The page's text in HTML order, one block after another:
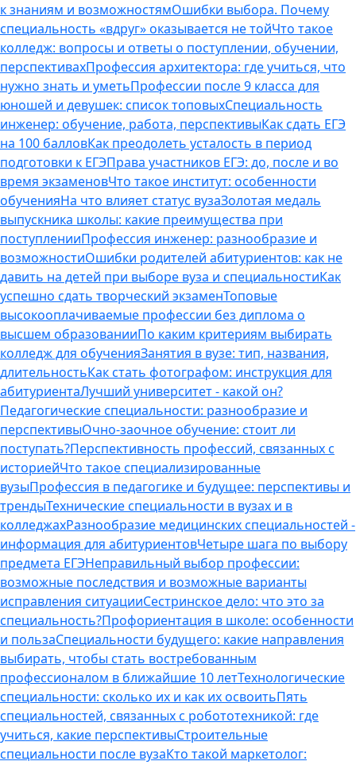
к знаниям и возможностямОшибки выбора. Почему
специальность «вдруг» оказывается не тойЧто такое
колледж: вопросы и ответы о поступлении, обучении,
перспективахПрофессия архитектора: где учиться, что
нужно знать и уметьПрофессии после 9 класса для
юношей и девушек: список топовыхСпециальность
инженер: обучение, работа, перспективыКак сдать ЕГЭ
на 100 балловКак преодолеть усталость в период
подготовки к ЕГЭПрава участников ЕГЭ: до, после и во
время экзаменовЧто такое институт: особенности
обученияНа что влияет статус вузаЗолотая медаль
выпускника школы: какие преимущества при
поступленииПрофессия инженер: разнообразие и
возможностиОшибки родителей абитуриентов: как не
давить на детей при выборе вуза и специальностиКак
успешно сдать творческий экзаменТоповые
высокооплачиваемые профессии без диплома о
высшем образованииПо каким критериям выбирать
колледж для обученияЗанятия в вузе: тип, названия,
длительностьКак стать фотографом: инструкция для
абитуриентаЛучший университет - какой он?
Педагогические специальности: разнообразие и
перспективыОчно-заочное обучение: стоит ли
поступать?Перспективность профессий, связанных с
историейЧто такое специализированные
вузыПрофессия в педагогике и будущее: перспективы и
трендыТехнические специальности в вузах и в
колледжахРазнообразие медицинских специальностей -
информация для абитуриентовЧетыре шага по выбору
предмета ЕГЭНеправильный выбор профессии:
возможные последствия и возможные варианты
исправления ситуацииСестринское дело: что это за
специальность?Профориентация в школе: особенности
и пользаСпециальности будущего: какие направления
выбирать, чтобы стать востребованным
профессионалом в ближайшие 10 летТехнологические
специальности: сколько их и как их освоитьПять
специальностей, связанных с робототехникой: где
учиться, какие перспективыСтроительные
специальности после вузаКто такой маркетолог: